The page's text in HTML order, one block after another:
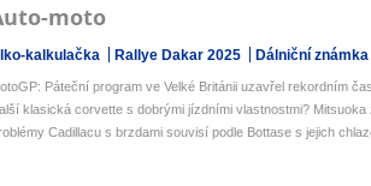
moto
kalkulačka Rallye Dakar 2025 Dálniční
Páteční program ve Velké Británii uzavřel rekordním
klasická corvette s dobrými jízdními vlastnostmi? Mitsuoka
Cadillacu s brzdami souvisí podle Bottase s jejich